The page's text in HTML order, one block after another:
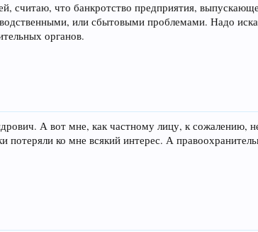
считаю, что банкротство предприятия,
или сбытовыми проблемами. Надо
органов.
А вот мне, как частному лицу, к сожалению, не
потеряли ко мне всякий интерес. А